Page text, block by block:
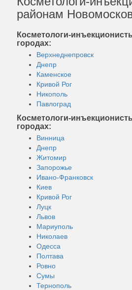
районам
Косметологи-
городах:
Верхнеднепровск
Днепр
Каменское
Кривой Рог
Никополь
Павлоград
Косметологи-
городах:
Винница
Днепр
Житомир
Запорожье
Ивано-Франковск
Киев
Кривой Рог
Луцк
Львов
Мариуполь
Николаев
Одесса
Полтава
Ровно
Сумы
Тернополь